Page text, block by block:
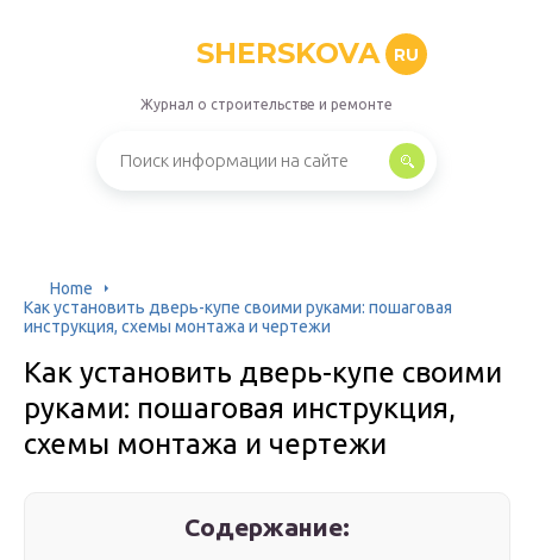
SHERSKOVA RU
Журнал о строительстве и ремонте
Home
Как установить дверь-купе своими руками: пошаговая
инструкция, схемы монтажа и чертежи
Как установить дверь-купе своими
руками: пошаговая инструкция,
схемы монтажа и чертежи
Содержание: